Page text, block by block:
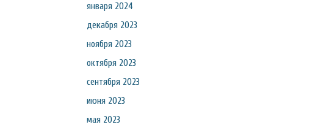
января 2024
декабря 2023
ноября 2023
октября 2023
сентября 2023
июня 2023
мая 2023